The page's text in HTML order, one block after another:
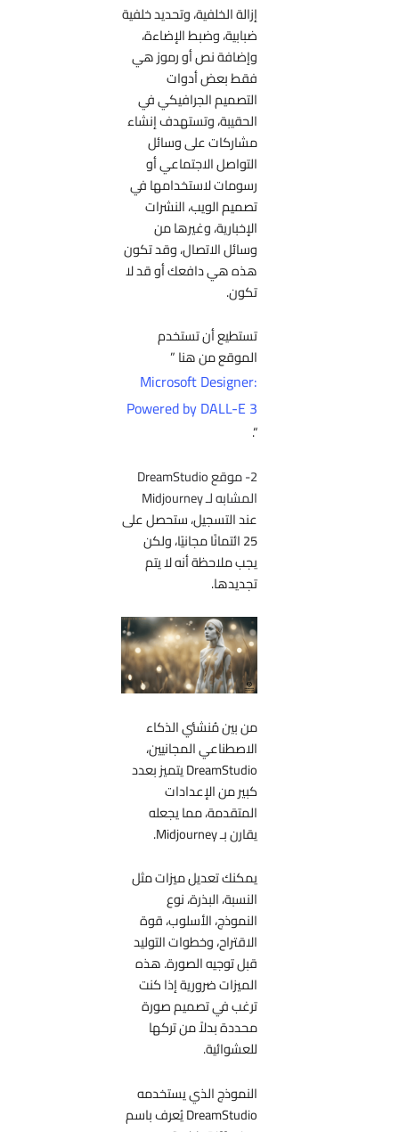
إزالة الخلفية، وتحديد خلفية
ضبابية، وضبط الإضاءة،
وإضافة نص أو رموز هي
فقط بعض أدوات
التصميم الجرافيكي في
الحقيبة، وتستهدف إنشاء
مشاركات على وسائل
التواصل الاجتماعي أو
رسومات لاستخدامها في
تصميم الويب، النشرات
الإخبارية، وغيرها من
وسائل الاتصال، وقد تكون
هذه هي دافعك أو قد لا
تكون.
تستطيع أن تستخدم
الموقع من هنا ”
Microsoft Designer:
Powered by DALL-E 3
2- موقع DreamStudio
المشابه لـ Midjourney
عند التسجيل، ستحصل على
25 ائتمانًا مجانيًا، ولكن
يجب ملاحظة أنه لا يتم
تجديدها.
من بين مُنشئي الذكاء
الاصطناعي المجانيين،
DreamStudio يتميز بعدد
كبير من الإعدادات
المتقدمة، مما يجعله
يقارن بـ Midjourney.
يمكنك تعديل ميزات مثل
النسبة، البذرة، نوع
النموذج، الأسلوب، قوة
الاقتراح، وخطوات التوليد
قبل توجيه الصورة. هذه
الميزات ضرورية إذا كنت
ترغب في تصميم صورة
محددة بدلاً من تركها
للعشوائية.
النموذج الذي يستخدمه
DreamStudio يُعرف باسم